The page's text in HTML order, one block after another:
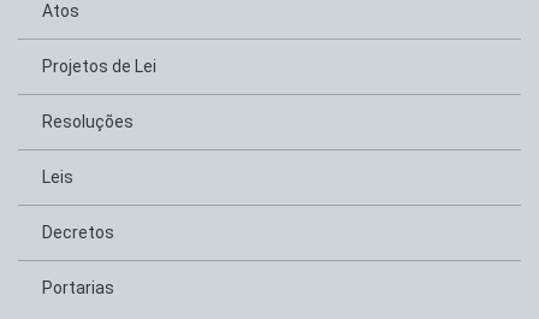
Atos
Projetos de Lei
Resoluções
Leis
Decretos
Portarias